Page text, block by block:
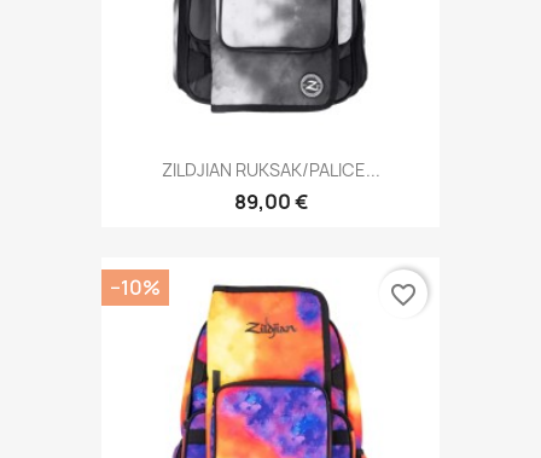
ZILDJIAN RUKSAK/PALICE...
89,00 €
−10% favorite_border